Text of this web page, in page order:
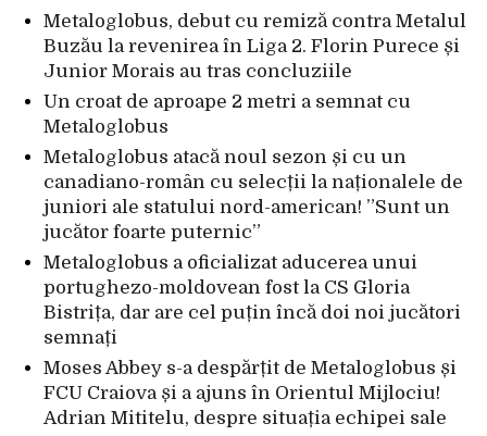
Metaloglobus, debut cu remiză contra Metalul
Buzău la revenirea în Liga 2. Florin Purece și
Junior Morais au tras concluziile
Un croat de aproape 2 metri a semnat cu
Metaloglobus
Metaloglobus atacă noul sezon și cu un
canadiano-român cu selecții la naționalele de
juniori ale statului nord-american! ”Sunt un
jucător foarte puternic”
Metaloglobus a oficializat aducerea unui
portughezo-moldovean fost la CS Gloria
Bistrița, dar are cel puțin încă doi noi jucători
semnați
Moses Abbey s-a despărțit de Metaloglobus și
FCU Craiova și a ajuns în Orientul Mijlociu!
Adrian Mititelu, despre situația echipei sale